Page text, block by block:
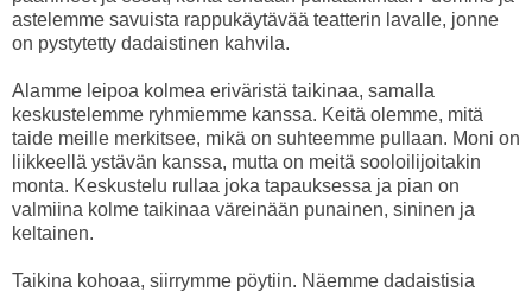
astelemme savuista rappukäytävää teatterin lavalle, jonne
on pystytetty dadaistinen kahvila.
Alamme leipoa kolmea eriväristä taikinaa, samalla
keskustelemme ryhmiemme kanssa. Keitä olemme, mitä
taide meille merkitsee, mikä on suhteemme pullaan. Moni on
liikkeellä ystävän kanssa, mutta on meitä sooloilijoitakin
monta. Keskustelu rullaa joka tapauksessa ja pian on
valmiina kolme taikinaa väreinään punainen, sininen ja
keltainen.
Taikina kohoaa, siirrymme pöytiin. Näemme dadaistisia